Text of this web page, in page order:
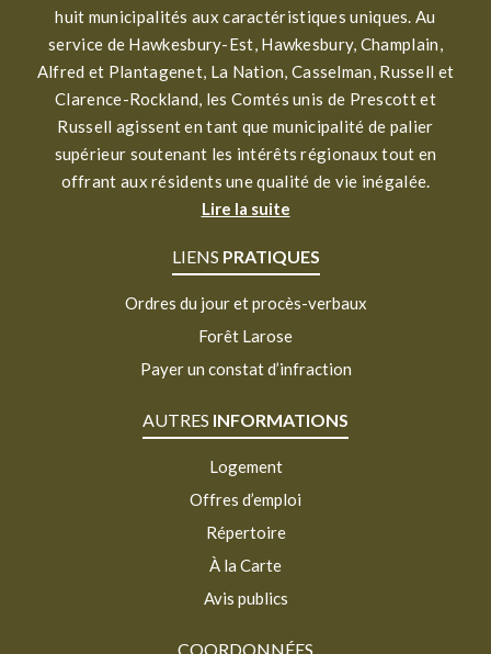
huit municipalités aux caractéristiques uniques. Au
service de Hawkesbury-Est, Hawkesbury, Champlain,
Alfred et Plantagenet, La Nation, Casselman, Russell et
Clarence-Rockland, les Comtés unis de Prescott et
Russell agissent en tant que municipalité de palier
supérieur soutenant les intérêts régionaux tout en
offrant aux résidents une qualité de vie inégalée.
Lire la suite
LIENS PRATIQUES
Ordres du jour et procès-verbaux
Forêt Larose
Payer un constat d’infraction
AUTRES INFORMATIONS
Logement
Offres d’emploi
Répertoire
À la Carte
Avis publics
COORDONNÉES